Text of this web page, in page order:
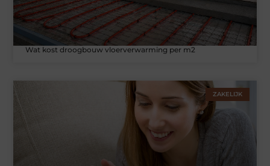
Wat kost droogbouw vloerverwarming per m2
ZAKELIJK